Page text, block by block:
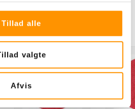
Tillad alle
valgte
Afvis